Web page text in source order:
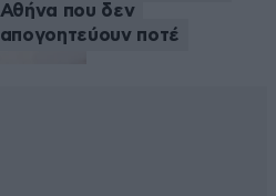
Αθήνα που δεν
απογοητεύουν ποτέ